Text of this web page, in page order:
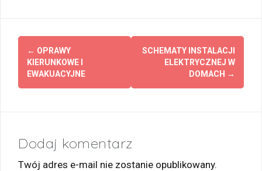
Zobacz
wpisy
← OPRAWY
KIERUNKOWE I
EWAKUACYJNE
SCHEMATY INSTALACJI
ELEKTRYCZNEJ W
DOMACH →
Dodaj komentarz
Twój adres e-mail nie zostanie opublikowany.